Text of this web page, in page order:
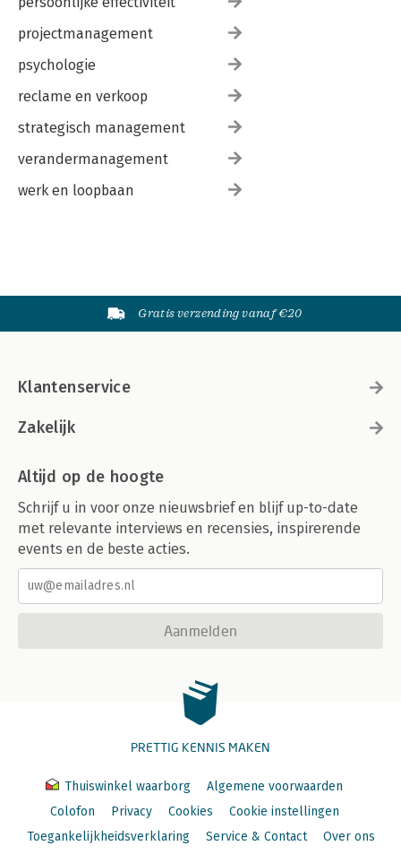
projectmanagement
psychologie
reclame en verkoop
strategisch management
verandermanagement
werk en loopbaan
Gratis verzending vanaf €20
Klantenservice
Zakelijk
Altijd op de hoogte
Schrijf u in voor onze nieuwsbrief en blijf up-to-date
met relevante interviews en recensies, inspirerende
events en de beste acties.
Aanmelden
PRETTIG KENNIS MAKEN
Thuiswinkel waarborg
Algemene voorwaarden
Colofon
Privacy Cookies
Cookie instellingen
Toegankelijkheidsverklaring
Service & Contact Over ons